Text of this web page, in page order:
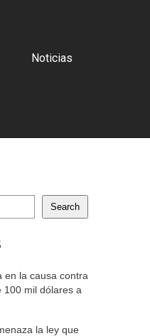
Noticias
Search
en la causa contra
100 mil dólares a
la ley que